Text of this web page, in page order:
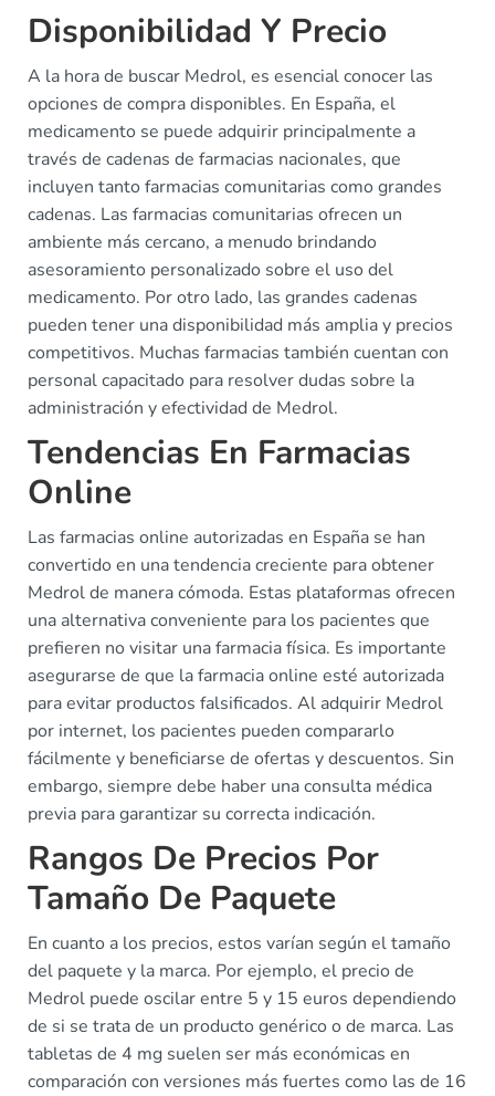
Disponibilidad Y Precio
A la hora de buscar Medrol, es esencial conocer las
opciones de compra disponibles. En España, el
medicamento se puede adquirir principalmente a
través de cadenas de farmacias nacionales, que
incluyen tanto farmacias comunitarias como grandes
cadenas. Las farmacias comunitarias ofrecen un
ambiente más cercano, a menudo brindando
asesoramiento personalizado sobre el uso del
medicamento. Por otro lado, las grandes cadenas
pueden tener una disponibilidad más amplia y precios
competitivos. Muchas farmacias también cuentan con
personal capacitado para resolver dudas sobre la
administración y efectividad de Medrol.
Tendencias En Farmacias
Online
Las farmacias online autorizadas en España se han
convertido en una tendencia creciente para obtener
Medrol de manera cómoda. Estas plataformas ofrecen
una alternativa conveniente para los pacientes que
prefieren no visitar una farmacia física. Es importante
asegurarse de que la farmacia online esté autorizada
para evitar productos falsificados. Al adquirir Medrol
por internet, los pacientes pueden compararlo
fácilmente y beneficiarse de ofertas y descuentos. Sin
embargo, siempre debe haber una consulta médica
previa para garantizar su correcta indicación.
Rangos De Precios Por
Tamaño De Paquete
En cuanto a los precios, estos varían según el tamaño
del paquete y la marca. Por ejemplo, el precio de
Medrol puede oscilar entre 5 y 15 euros dependiendo
de si se trata de un producto genérico o de marca. Las
tabletas de 4 mg suelen ser más económicas en
comparación con versiones más fuertes como las de 16